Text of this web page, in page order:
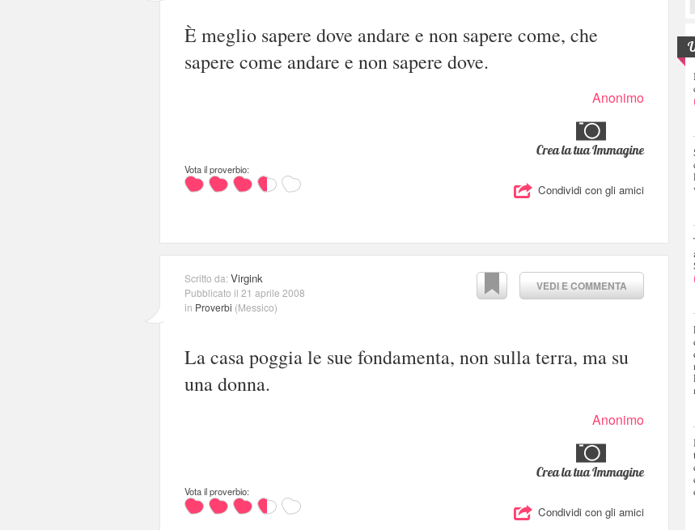
È meglio sapere dove andare e non sapere come, che
sapere come andare e non sapere dove.
Anonimo
Crea la tua Immagine
Vota il proverbio:
Condividi con gli amici
VEDI E COMMENTA
Scritto da:Virgink
Pubblicato il 21 aprile 2008
in Proverbi (Messico)
La casa poggia le sue fondamenta, non sulla terra, ma su
una donna.
Anonimo
Crea la tua Immagine
Vota il proverbio:
Condividi con gli amici